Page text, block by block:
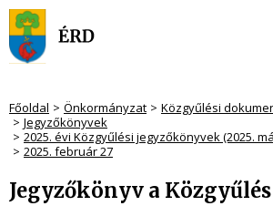
Főoldal Önkormányzat
Közgyűlési
Jegyzőkönyvek
2025. évi Közgyűlési jegyzőkönyvek (2025.
2025. február 27
Jegyzőkönyv a Közgyűlés